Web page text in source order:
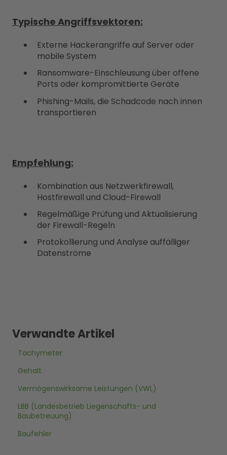
Typische Angriffsvektoren:
Externe Hackerangriffe auf Server oder
mobile System
Ransomware-Einschleusung über offene
Ports oder kompromittierte Geräte
Phishing-Mails, die Schadcode nach innen
transportieren
Empfehlung:
Kombination aus Netzwerkfirewall,
Hostfirewall und Cloud-Firewall
Regelmäßige Prüfung und Aktualisierung
der Firewall-Regeln
Protokollierung und Analyse auffälliger
Datenströme
Verwandte Artikel
Tachymeter
Gehalt
Vermögenswirksame Leistungen (VWL)
LBB (Landesbetrieb Liegenschafts- und
Baubetreuung)
Baufehler